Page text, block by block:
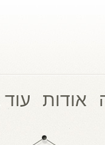
אודות עוד